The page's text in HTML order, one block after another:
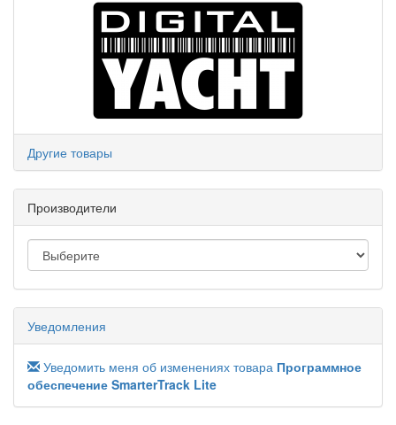
Другие товары
Производители
Уведомления
Уведомить меня об изменениях товара Программное
обеспечение SmarterTrack Lite